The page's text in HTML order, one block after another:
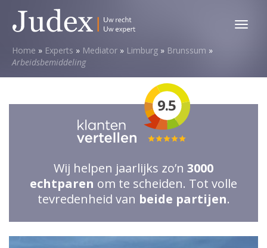
Toggle
Home » Experts » Mediator » Limburg » Brunssum »
Arbeidsbemiddeling
9.5
Totale
waardering:
5
van
Wij helpen jaarlijks zo’n 3000
echtparen om te scheiden. Tot volle
tevredenheid van beide partijen.